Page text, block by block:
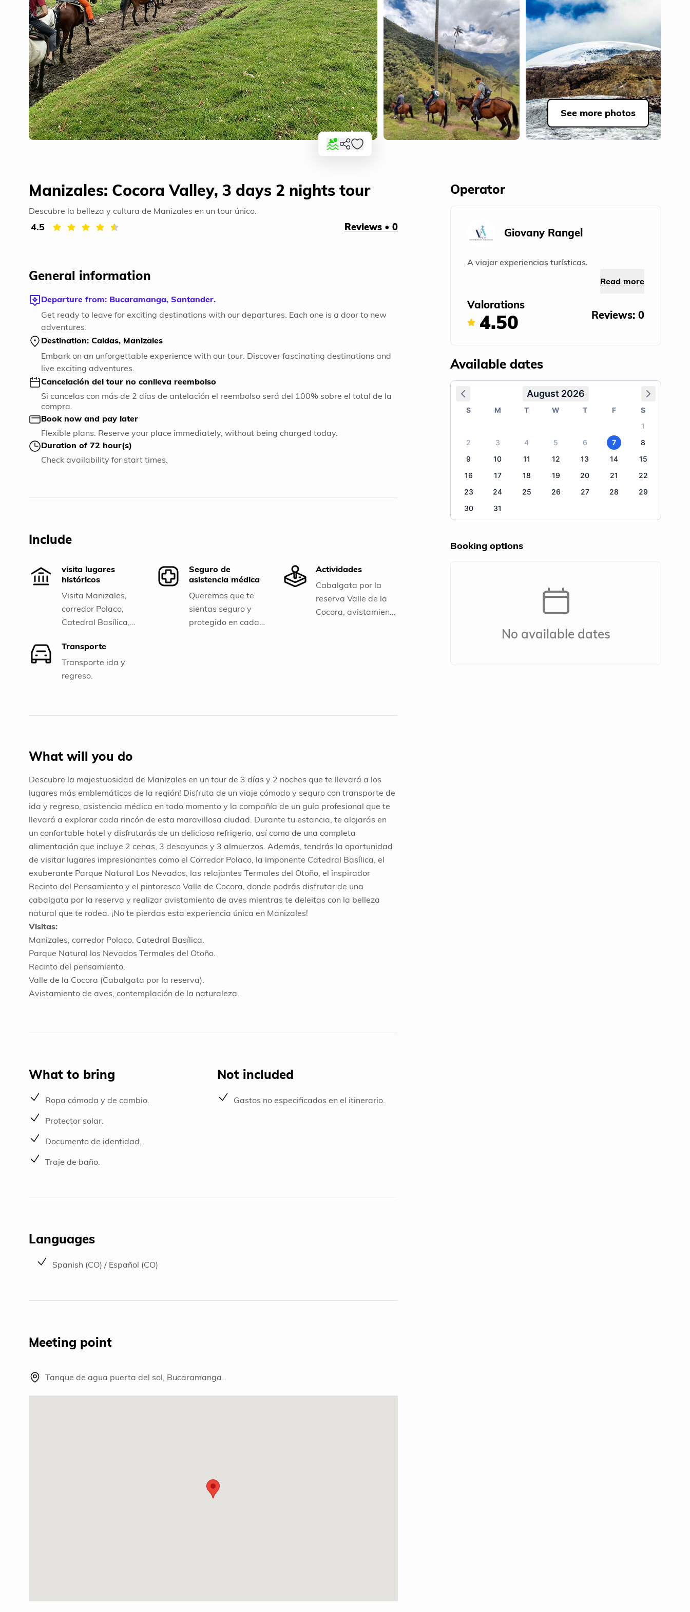
See more photos
Manizales: Cocora Valley, 3 days 2 nights tour
Descubre la belleza y cultura de Manizales en un tour único.
4.5 Reviews • 0
General information
Departure from: Bucaramanga, Santander.
Get ready to leave for exciting destinations with our departures. Each one is a door to new
adventures.
Destination: Caldas, Manizales
Embark on an unforgettable experience with our tour. Discover fascinating destinations and
live exciting adventures.
Cancelación del tour no conlleva reembolso
Si cancelas con más de 2 días de antelación el reembolso será del 100% sobre el total de la
compra.
Book now and pay later
Flexible plans: Reserve your place immediately, without being charged today.
Duration of 72 hour(s)
Check availability for start times.
Include
visita lugares
históricos
Visita Manizales,
corredor Polaco,
Catedral Basílica,
Nevados, Termales
del Otoño, recinto del
pensamiento, Valle
Seguro de
asistencia médica
Queremos que te
sientas seguro y
protegido en cada
Actividades
Cabalgata por la
reserva Valle de la
Cocora, avistamiento
Transporte
Transporte ida y
regreso.
What will you do
Descubre la majestuosidad de Manizales en un tour de 3 días y 2 noches que te llevará a los
lugares más emblemáticos de la región! Disfruta de un viaje cómodo y seguro con transporte de
ida y regreso, asistencia médica en todo momento y la compañía de un guía profesional que te
llevará a explorar cada rincón de esta maravillosa ciudad. Durante tu estancia, te alojarás en
un confortable hotel y disfrutarás de un delicioso refrigerio, así como de una completa
alimentación que incluye 2 cenas, 3 desayunos y 3 almuerzos. Además, tendrás la oportunidad
de visitar lugares impresionantes como el Corredor Polaco, la imponente Catedral Basílica, el
exuberante Parque Natural Los Nevados, las relajantes Termales del Otoño, el inspirador
Recinto del Pensamiento y el pintoresco Valle de Cocora, donde podrás disfrutar de una
cabalgata por la reserva y realizar avistamiento de aves mientras te deleitas con la belleza
natural que te rodea. ¡No te pierdas esta experiencia única en Manizales!
Visitas:
Manizales, corredor Polaco, Catedral Basílica.
Parque Natural los Nevados Termales del Otoño.
Recinto del pensamiento.
Valle de la Cocora (Cabalgata por la reserva).
Avistamiento de aves, contemplación de la naturaleza.
What to bring
Ropa cómoda y de cambio.
Protector solar.
Documento de identidad.
Traje de baño.
Not included
Gastos no especificados en el itinerario.
Languages
Spanish (CO) / Español (CO)
Meeting point
Tanque de agua puerta del sol, Bucaramanga.
Operator
Giovany Rangel
A viajar experiencias turísticas.
Read more
Valorations
4.50 Reviews: 0
Available dates
August 2026
S M T W T F
S
1
2
3 4 5 6 7
8
9
10 11 12 13 14
15
16
17 18 19 20 21
22
23
24 25 26 27 28
29
30
31
Booking options
No available dates